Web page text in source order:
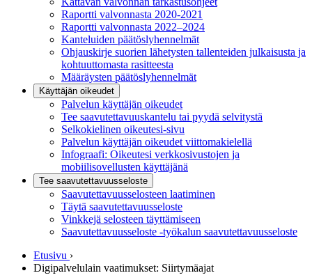
Raportti valvonnasta 2020-2021
Raportti valvonnasta 2022–2024
Kanteluiden päätöslyhennelmät
Ohjauskirje suorien lähetysten tallenteiden julkaisusta ja
kohtuuttomasta rasitteesta
Määräysten päätöslyhennelmät
Käyttäjän oikeudet
Palvelun käyttäjän oikeudet
Tee saavutettavuuskantelu tai pyydä selvitystä
Selkokielinen oikeutesi-sivu
Palvelun käyttäjän oikeudet viittomakielellä
Infograafi: Oikeutesi verkkosivustojen ja
mobiilisovellusten käyttäjänä
Tee saavutettavuusseloste
Saavutettavuus­selosteen laatiminen
Täytä saavutettavuusseloste
Vinkkejä selosteen täyttämiseen
Saavutettavuusseloste -työkalun saavutettavuusseloste
Etusivu ›
Digipalvelulain vaatimukset: Siirtymäajat